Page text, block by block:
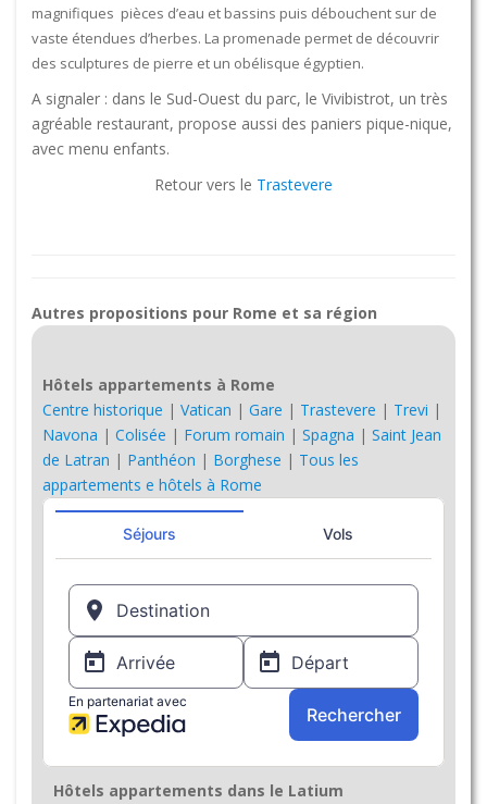
magnifiques pièces d’eau et bassins puis débouchent sur de
vaste étendues d’herbes. La promenade permet de découvrir
des sculptures de pierre et un obélisque égyptien.
A signaler : dans le Sud-Ouest du parc, le Vivibistrot, un très
agréable restaurant, propose aussi des paniers pique-nique,
avec menu enfants.
Retour vers le Trastevere
Autres propositions pour Rome et sa région
Hôtels appartements à Rome
Centre historique | Vatican | Gare | Trastevere | Trevi |
Navona | Colisée | Forum romain | Spagna | Saint Jean
de Latran | Panthéon | Borghese | Tous les
appartements e hôtels à Rome
Hôtels appartements dans le Latium